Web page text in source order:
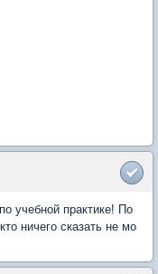
учебной практике! По
ничего сказать не мо